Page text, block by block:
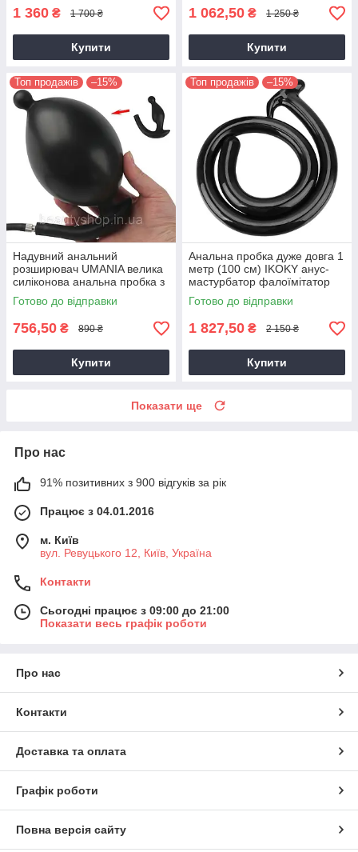
1 360 ₴ 1 700 ₴
Купити
1 062,50 ₴ 1 250 ₴
Купити
Топ продажів –15%
Надувний анальний
розширювач UMANIA велика
силіконова анальна пробка з
насосом чорна
Готово до відправки
756,50 ₴ 890 ₴
Купити
Топ продажів –15%
Анальна пробка дуже довга 1
метр (100 см) IKOKY анус-
мастурбатор фалоїмітатор
масажер простати чорний
Готово до відправки
1 827,50 ₴ 2 150 ₴
Купити
Показати ще
Про нас
91% позитивних з 900 відгуків за рік
Працює з 04.01.2016
м. Київ
вул. Ревуцького 12, Київ, Україна
Контакти
Сьогодні працює з 09:00 до 21:00
Показати весь графік роботи
Про нас
Контакти
Доставка та оплата
Графік роботи
Повна версія сайту